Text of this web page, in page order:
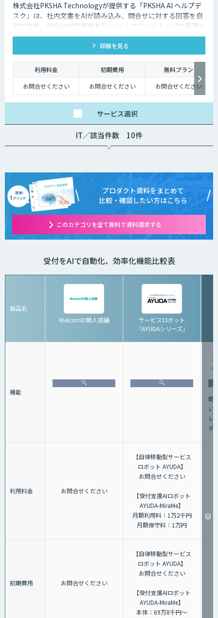
株式会社PKSHA Technologyが提供する「PKSHA AI ヘルプデ
スク」は、社内文書をAIが読み込み、問合せに対する回答を自
動で生成。問合せ対応業務をTeams上でワンストップで実現で
きるサービスです。
詳細を見る
利用料金 初期費用
無料プラン
お問合せください
お問合せください お問合せください
サービス選択
IT／該当件数 10件
プロダクト資料をまとめて
比較・確認したい方はこちら
このカテゴリを全て無料で資料請求する
受付をAIで自動化、効率化機能比較表
製品名
WelcomID無人店舗
サービスロボット
「AYUDAシリーズ」
機能
簡
い
レ
チ
利用料金 お問合せください
【自律移動型サービス
ロボット AYUDA】
お問合せください
【受付支援AIロボット
AYUDA-MiraMe】
月額利用料：1万2千円
月額保守料：1万円
初期費用 お問合せください
【自律移動型サービス
ロボット AYUDA】
お問合せください
【受付支援AIロボット
AYUDA-MiraMe】
本体：69万8千円～